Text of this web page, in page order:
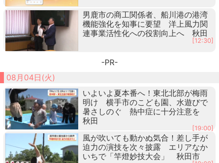
男鹿市の商工関係者、船川港の港湾
機能強化を知事に要望 洋上風力関
連事業活性化への役割向上へ 秋田
[12:30]
-PR-
08月04日(火)
いよいよ夏本番へ！東北北部が梅雨
明け 横手市のこども園、水遊びで
暑さしのぐ 熱中症に十分注意を
秋田
[19:00]
風が吹いても動かぬ気合！差し手が
迫力の演技を次々披露 エリアなか
いちで「竿燈妙技大会」 秋田市